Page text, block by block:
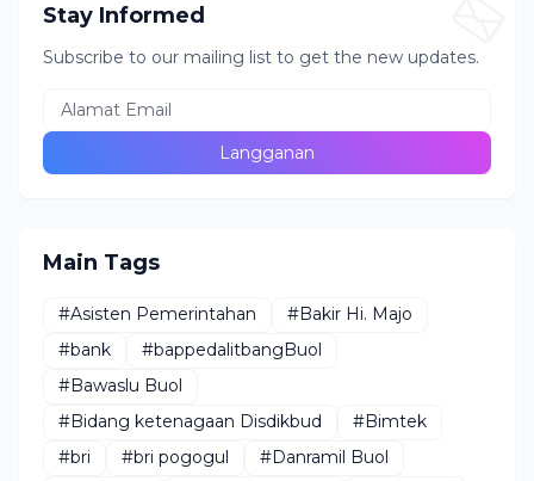
Stay Informed
Subscribe to our mailing list to get the new updates.
Main Tags
#Asisten Pemerintahan
#Bakir Hi. Majo
#bank
#bappedalitbangBuol
#Bawaslu Buol
#Bidang ketenagaan Disdikbud
#Bimtek
#bri
#bri pogogul
#Danramil Buol